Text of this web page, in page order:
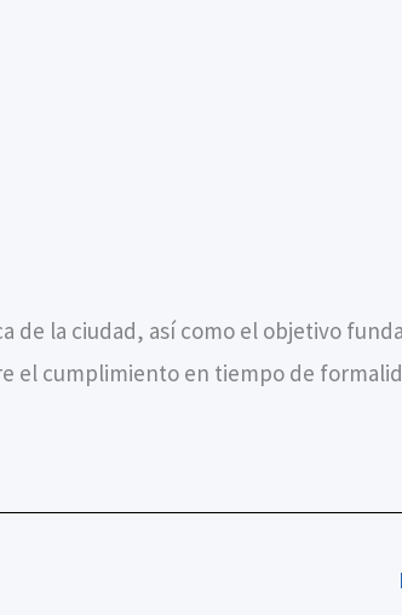
de la ciudad, así como el objetivo
el cumplimiento en tiempo de